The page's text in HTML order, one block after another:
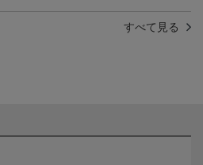
すべて見る